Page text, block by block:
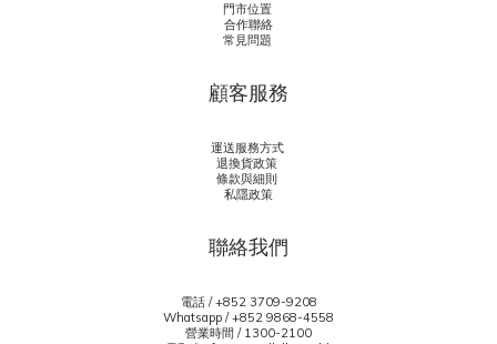
門市位置
合作聯絡
常見問題
顧客服務
運送服務方式
退換貨政策
條款與細則
私隱政策
聯絡我們
電話 / +852 3709-9208
Whatsapp /+852 9868-4558
營業時間 / 1300-2100